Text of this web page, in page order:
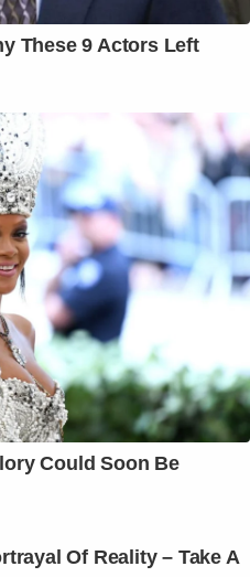
These 9 Actors Left
Could Soon Be
Of Reality – Take A